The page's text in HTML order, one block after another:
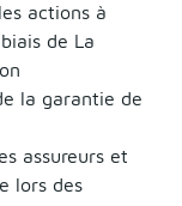
actions à
de La
la garantie de
assureurs et
lors des